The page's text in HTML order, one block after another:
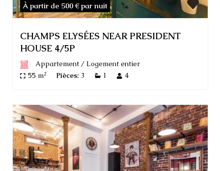
À partir de 500 € par nuit
CHAMPS ELYSÉES NEAR PRESIDENT
HOUSE 4/5P
Appartement/ Logement entier
55 m2 Pièces: 3 1 4